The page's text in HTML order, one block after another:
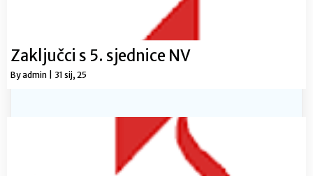
Zaključci s 5. sjednice NV
Byadmin 31 sij, 25